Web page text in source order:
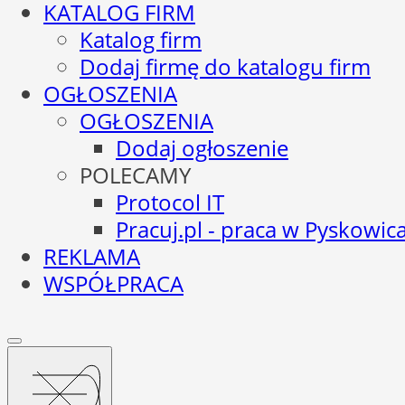
KATALOG FIRM
Katalog firm
Dodaj firmę do katalogu firm
OGŁOSZENIA
OGŁOSZENIA
Dodaj ogłoszenie
POLECAMY
Protocol IT
Pracuj.pl - praca w
REKLAMA
WSPÓŁPRACA